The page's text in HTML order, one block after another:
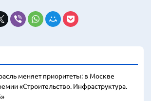
меняет приоритеты: в Москве
«Строительство. Инфраструктура.